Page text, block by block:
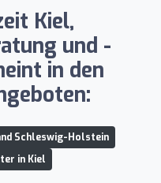
Kiel,
und -
in den
Schleswig-Holstein
in Kiel